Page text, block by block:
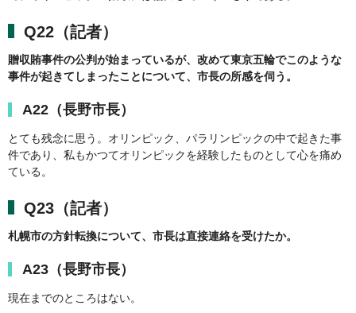
Q22（記者）
贈収賄事件の公判が始まっているが、改めて東京五輪でこのような
事件が起きてしまったことについて、市長の所感を伺う。
A22（長野市長）
とても残念に思う。オリンピック、パラリンピックの中で起きた事
件であり、私もかつてオリンピックを経験したものとして心を痛め
ている。
Q23（記者）
札幌市の方針転換について、市長は直接連絡を受けたか。
A23（長野市長）
現在までのところはない。